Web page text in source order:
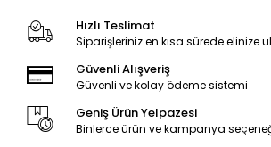
Hızlı Teslimat
Siparişleriniz en kısa sürede elinize
Güvenli Alışveriş
Güvenli ve kolay ödeme sistemi
Geniş Ürün Yelpazesi
Binlerce ürün ve kampanya